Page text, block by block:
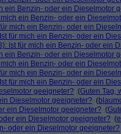
ein Benzin- oder ein Dieselmotor
mich ein Benzin- oder ein
mich ein Benzin- oder ein
für mich ein Benzin- oder ein
Ist für mich ein Benzin- oder ein
ein Benzin- oder ein Dieselmotor
mich ein Benzin- oder ein
mich ein Benzin- oder ein
für mich ein Benzin- oder ein
geeigneter? (Guten Tag,
Dieselmotor geeigneter? (
ein Dieselmotor geeigneter? (
ein Dieselmotor geeigneter? (
oder ein Dieselmotor geeigneter?